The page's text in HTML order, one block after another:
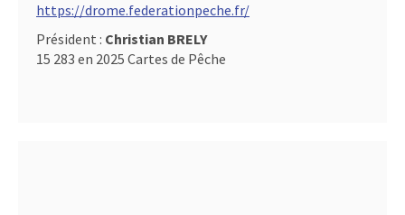
https://drome.federationpeche.fr/
Président : Christian BRELY
15 283 en 2025 Cartes de Pêche